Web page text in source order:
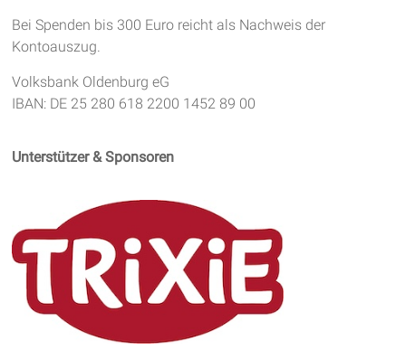
Bei Spenden bis 300 Euro reicht als Nachweis der
Kontoauszug.
Volksbank Oldenburg eG
IBAN: DE 25 280 618 2200 1452 89 00
Unterstützer & Sponsoren